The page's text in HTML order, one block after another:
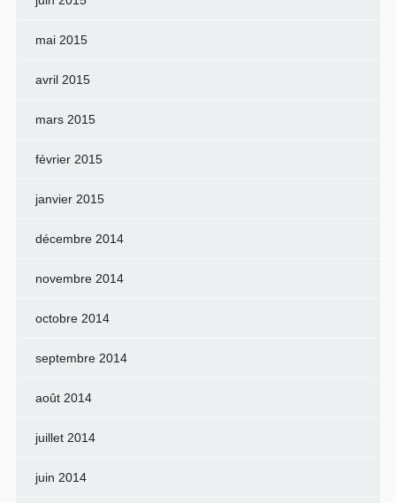
mai 2015
avril 2015
mars 2015
février 2015
janvier 2015
décembre 2014
novembre 2014
octobre 2014
septembre 2014
août 2014
juillet 2014
juin 2014